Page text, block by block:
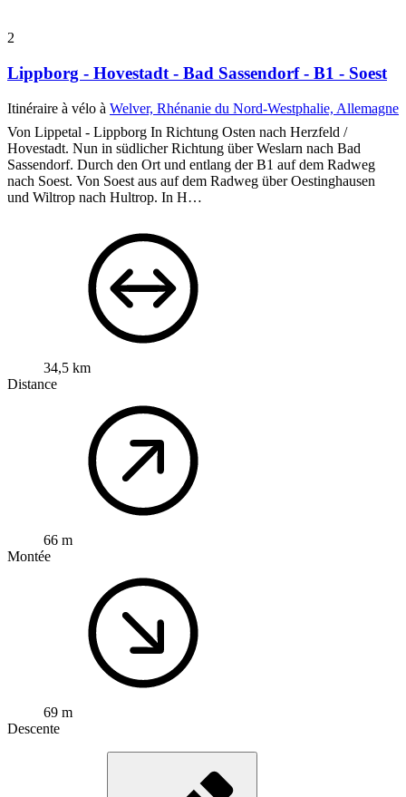
2
Lippborg - Hovestadt - Bad Sassendorf - B1 - Soest
Itinéraire à vélo à Welver, Rhénanie du Nord-Westphalie, Allemagne
Von Lippetal - Lippborg In Richtung Osten nach Herzfeld /
Hovestadt. Nun in südlicher Richtung über Weslarn nach Bad
Sassendorf. Durch den Ort und entlang der B1 auf dem Radweg
nach Soest. Von Soest aus auf dem Radweg über Oestinghausen
und Wiltrop nach Hultrop. In H…
34,5 km
Distance
66 m
Montée
69 m
Descente